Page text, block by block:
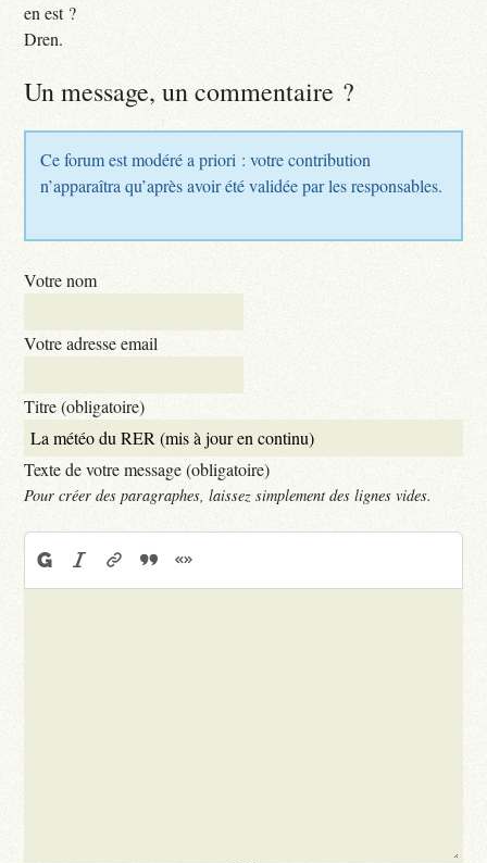
en est ?
Dren.
Un message, un commentaire ?
Ce forum est modéré a priori : votre contribution
n’apparaîtra qu’après avoir été validée par les responsables.
Votre nom
Votre adresse email
Titre (obligatoire)
Texte de votre message (obligatoire)
Pour créer des paragraphes, laissez simplement des lignes vides.